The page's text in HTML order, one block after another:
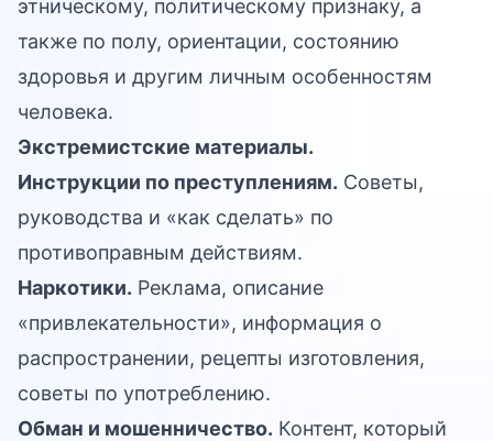
этническому, политическому признаку, а
также по полу, ориентации, состоянию
здоровья и другим личным особенностям
человека.
Экстремистские материалы.
Инструкции по преступлениям. Советы,
руководства и «как сделать» по
противоправным действиям.
Наркотики. Реклама, описание
«привлекательности», информация о
распространении, рецепты изготовления,
советы по употреблению.
Обман и мошенничество. Контент, который